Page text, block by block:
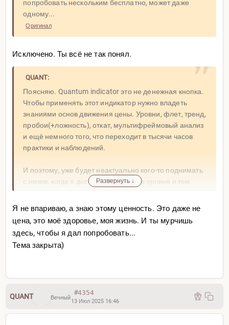
попробовать нескольким бесплатно, может даже
одному...
Оригинал
Исключено. Ты всё не так понял.
QUANT:
Поясняю. Quantum indicator это не денежная кнопка.
Чтобы применять этот индикатор нужно владеть
знаниями основ движения цены. Уровни, флет, тренд,
пробои(+ложность), откат, мультифреймовый анализ
и ещё немного того, что переходит в тысячи часов
практики и наблюдений.
И поэтому, уже будет неактуально кого-то поднимать
с низов, когда я достигну желаемого уровня и тем
наставления это не то, что нужно тому, кто желает
торговать как я.
Развернуть ↓
Я не впариваю, а знаю этому ценность. Это даже не
цена, это моё здоровье, моя жизнь. И ты мурчишь
здесь, чтобы я дал попробовать...
Тема закрыта)
QUANT Вечный
#4354
13 Июл 2025 16:46